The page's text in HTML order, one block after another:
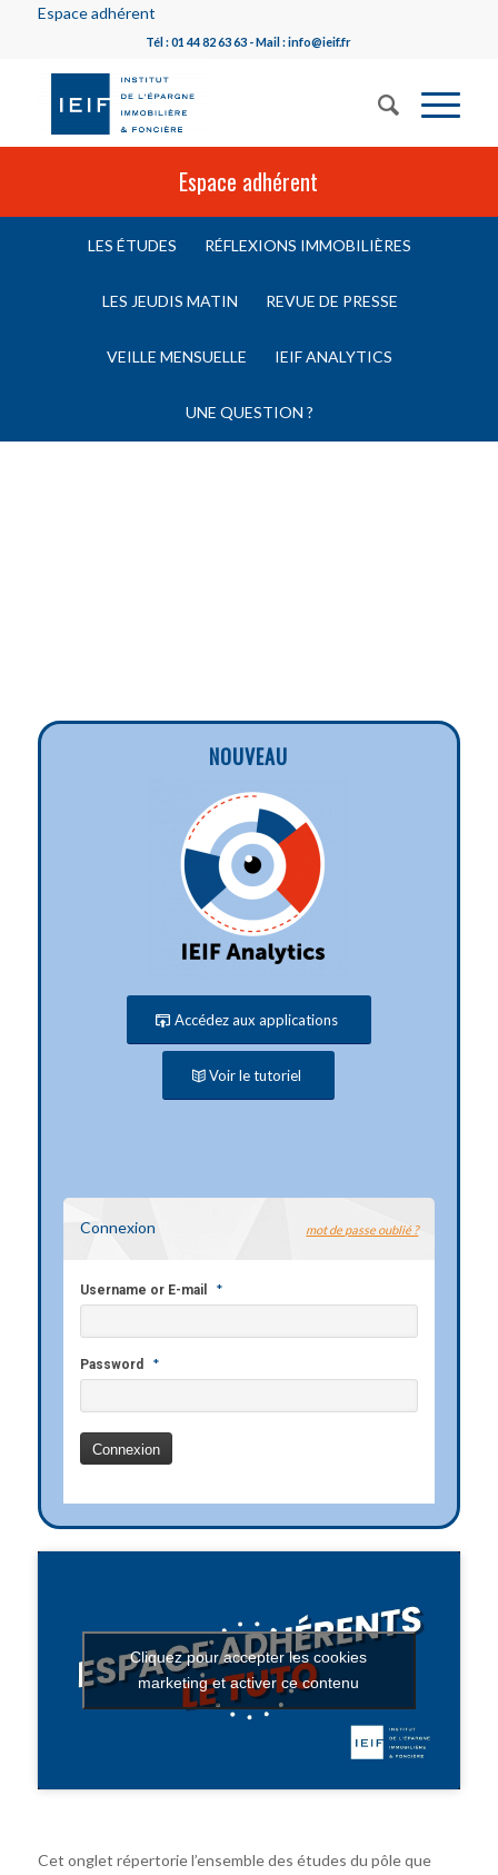
Espace adhérent
Tél : 01 44 82 63 63 - Mail : info@ieif.fr
Espace adhérent
LES ÉTUDES RÉFLEXIONS IMMOBILIÈRES
LES JEUDIS MATIN REVUE DE PRESSE
VEILLE MENSUELLE IEIF ANALYTICS
UNE QUESTION ?
NOUVEAU
Accédez aux applications
Voir le tutoriel
Connexion mot de passe oublié ?
Username or E-mail *
Password *
Cliquez pour accepter les cookies
marketing et activer ce contenu
Cet onglet répertorie l’ensemble des études du pôle que